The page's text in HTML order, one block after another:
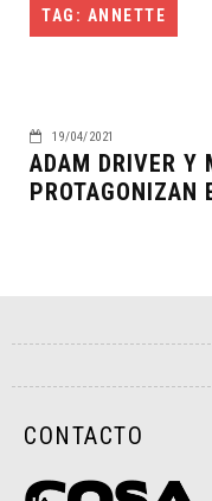
TAG: ANNETTE
19/04/2021
ADAM DRIVER Y
PROTAGONIZAN
CONTACTO